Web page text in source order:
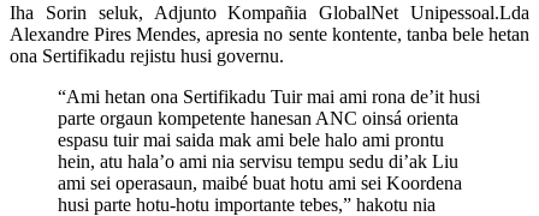
Iha Sorin seluk, Adjunto Kompañia GlobalNet Unipessoal.Lda
Alexandre Pires Mendes, apresia no sente kontente, tanba bele hetan
ona Sertifikadu rejistu husi governu.
“Ami hetan ona Sertifikadu Tuir mai ami rona de’it husi
parte orgaun kompetente hanesan ANC oinsá orienta
espasu tuir mai saida mak ami bele halo ami prontu
hein, atu hala’o ami nia servisu tempu sedu di’ak Liu
ami sei operasaun, maibé buat hotu ami sei Koordena
husi parte hotu-hotu importante tebes,” hakotu nia